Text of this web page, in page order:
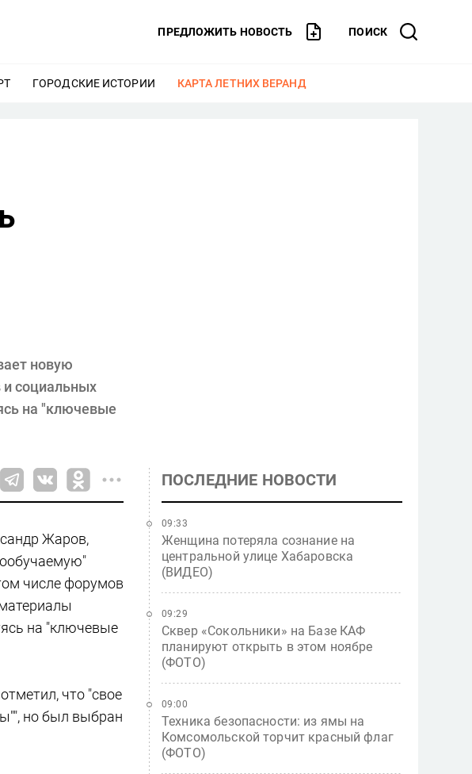
ПРЕДЛОЖИТЬ НОВОСТЬ ПОИСК
ЕЩЕ
ГОРОДСКИЕ ИСТОРИИ ЕЩЕ
КАРТА ЛЕТНИХ ВЕРАНД
новую
социальных
на "ключевые
Жаров,
числе форумов
на "ключевые
что "свое
но был выбран
ПОСЛЕДНИЕ НОВОСТИ
Женщина потеряла сознание на
центральной улице Хабаровска
(ВИДЕО)
09:33
Сквер «Сокольники» на Базе КАФ
планируют открыть в этом ноябре
(ФОТО)
09:29
Техника безопасности: из ямы на
Комсомольской торчит красный флаг
(ФОТО)
09:00